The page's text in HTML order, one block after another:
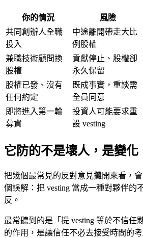
你的情況 風險
共同創辦人全職
投入
中途離開帶走大比
例股權
兼職技術顧問換
股權
貢獻停止、股權卻
永久保留
股權已發、沒有
任何約定
既成事實，重談需
全員同意
即將進入第一輪
募資
投資人可能要求重
設 vesting
它防的不是壞人，是變化
把幾個最常見的反對意見攤開來看，
個誤解：把 vesting 當成一種對夥伴的
反。
最常聽到的是「提 vesting 等於不信任
的作用，是讓信任不必去接受時間的